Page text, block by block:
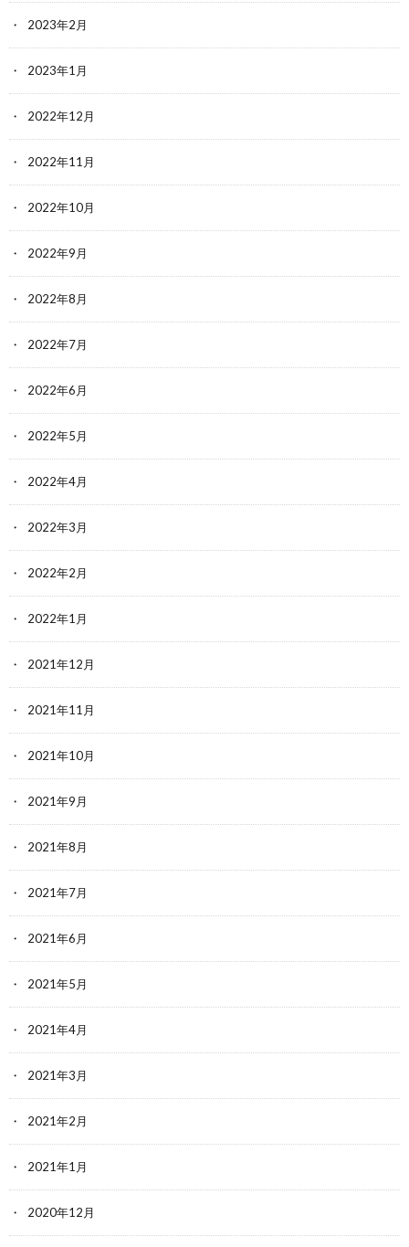
2023年2月
2023年1月
2022年12月
2022年11月
2022年10月
2022年9月
2022年8月
2022年7月
2022年6月
2022年5月
2022年4月
2022年3月
2022年2月
2022年1月
2021年12月
2021年11月
2021年10月
2021年9月
2021年8月
2021年7月
2021年6月
2021年5月
2021年4月
2021年3月
2021年2月
2021年1月
2020年12月